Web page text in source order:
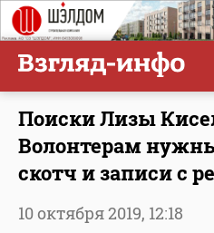
Поиски Лизы
Волонтерам
скотч и записи с
10 октября 2019, 12:18